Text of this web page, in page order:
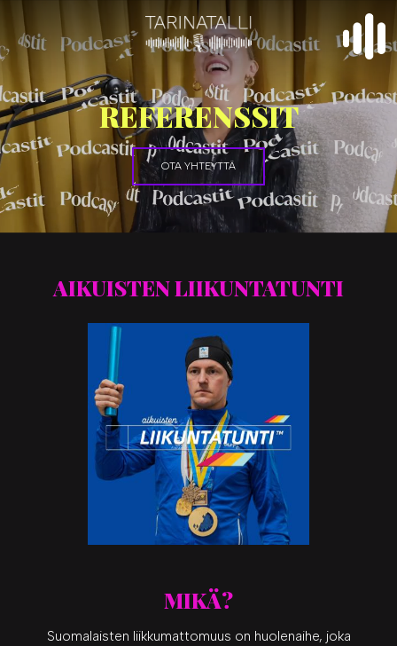
REFERENSSIT
OTA YHTEYTTÄ
AIKUISTEN LIIKUNTATUNTI
MIKÄ?
Suomalaisten liikkumattomuus on huolenaihe, joka